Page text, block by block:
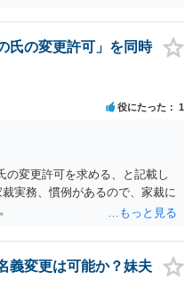
いただけませんでしょうか？ →
と言われております。一つは届
です。 婚姻意思は、夫婦として
思というとイメージしやすいか
姻をみてみます。これは夫婦と
死亡した際に生じる相続のた
な目的となります。 したがっ
、双方は夫婦生活を営む意思が
って、婚姻は婚姻意思の欠如に
氏の変更許可」を同時
役にたった 1
の変更許可を求める、と記載し
実務、慣例があるので、家裁に
義変更は可能か？妹夫